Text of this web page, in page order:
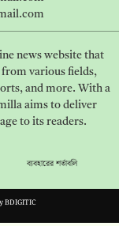
news website that
from various fields,
and more. With a
aims to deliver
to its readers.
ব্যবহারের শর্তাবলি
BDIGITIC